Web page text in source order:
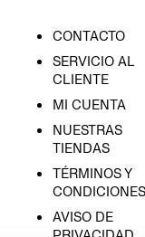
CONTACTO
SERVICIO AL
CLIENTE
MI CUENTA
NUESTRAS
TIENDAS
TÉRMINOS Y
CONDICIONES
AVISO DE